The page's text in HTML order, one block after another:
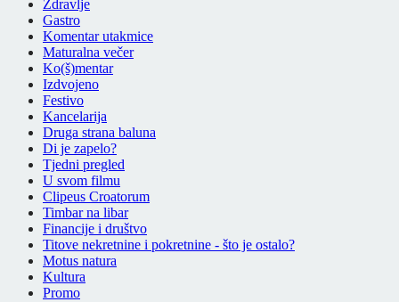
Zdravlje
Gastro
Komentar utakmice
Maturalna večer
Ko(š)mentar
Izdvojeno
Festivo
Kancelarija
Druga strana baluna
Di je zapelo?
Tjedni pregled
U svom filmu
Clipeus Croatorum
Timbar na libar
Financije i društvo
Titove nekretnine i pokretnine - što je ostalo?
Motus natura
Kultura
Promo